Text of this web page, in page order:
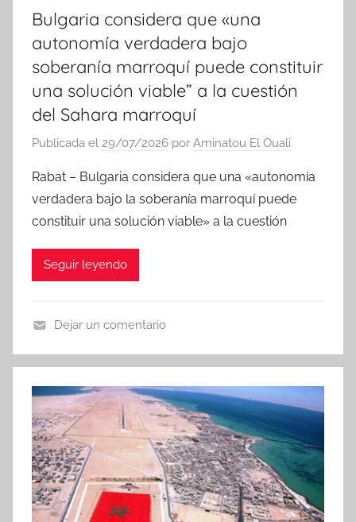
Bulgaria considera que «una
autonomía verdadera bajo
soberanía marroquí puede constituir
una solución viable” a la cuestión
del Sahara marroquí
Publicada el 29/07/2026 por Aminatou El Ouali
Rabat – Bulgaria considera que una «autonomía
verdadera bajo la soberanía marroquí puede
constituir una solución viable» a la cuestión
Seguir leyendo
o
t
c
i
a
s
Dejar un comentario